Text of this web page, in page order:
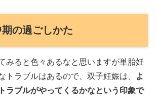
の過ごしかた
みると色々あるなと思いますが単胎妊
トラブルはあるので、双子妊娠は、
よ
ラブルがやってくるかなという印象で